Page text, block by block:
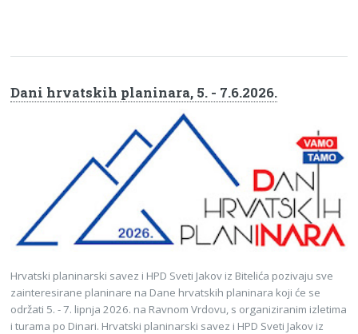
Dani hrvatskih planinara, 5. - 7.6.2026.
Hrvatski planinarski savez i HPD Sveti Jakov iz Bitelića pozivaju sve
zainteresirane planinare na Dane hrvatskih planinara koji će se
održati 5. - 7. lipnja 2026. na Ravnom Vrdovu, s organiziranim izletima
i turama po Dinari. Hrvatski planinarski savez i HPD Sveti Jakov iz